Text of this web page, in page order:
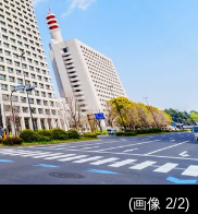
(画像 2/2)